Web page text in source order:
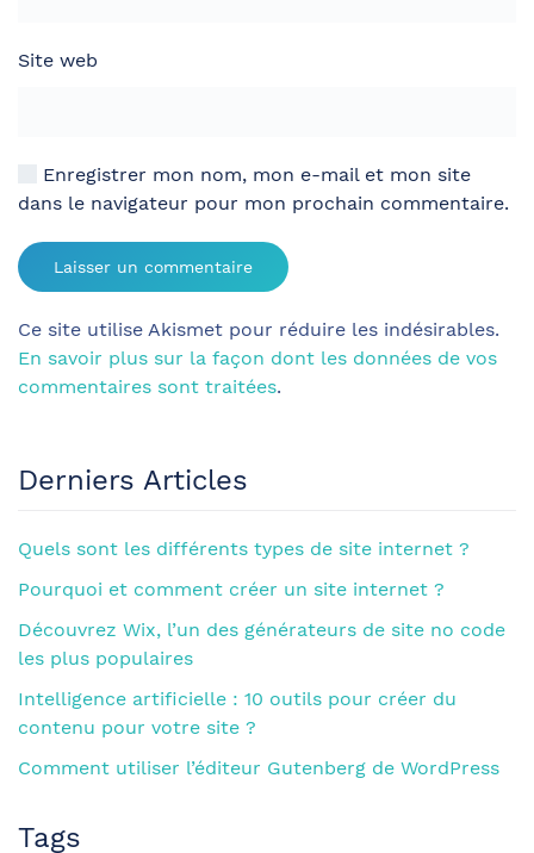
Site web
Enregistrer mon nom, mon e-mail et mon site
dans le navigateur pour mon prochain commentaire.
Laisser un commentaire
Ce site utilise Akismet pour réduire les indésirables.
En savoir plus sur la façon dont les données de vos
commentaires sont traitées.
Derniers Articles
Quels sont les différents types de site internet ?
Pourquoi et comment créer un site internet ?
Découvrez Wix, l’un des générateurs de site no code
les plus populaires
Intelligence artificielle : 10 outils pour créer du
contenu pour votre site ?
Comment utiliser l’éditeur Gutenberg de WordPress
Tags